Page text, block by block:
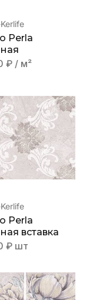
Perla
₽ / м²
Perla
вставка
₽ шт